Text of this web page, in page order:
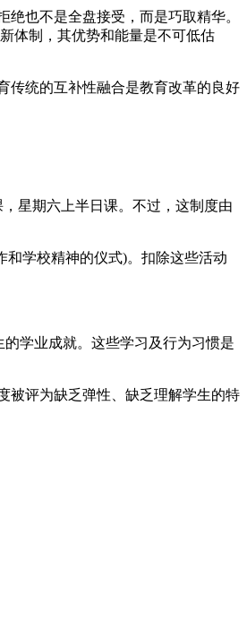
也不是全盘接受，而是巧取精华。
体制，其优势和能量是不可低估
传统的互补性融合是教育改革的良好
星期六上半日课。不过，这制度由
学校精神的仪式)。扣除这些活动
学业成就。这些学习及行为习惯是
被评为缺乏弹性、缺乏理解学生的特